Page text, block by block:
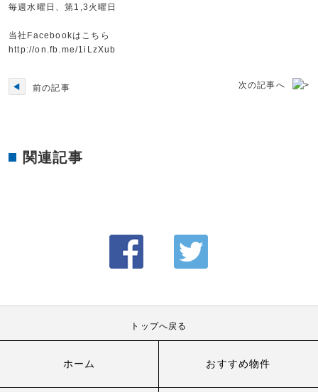
毎週水曜日、第1,3火曜日
当社Facebookはこちら
http://on.fb.me/1iLzXub
前の記事 次の記事へ
関連記事
トップへ戻る
ホーム おすすめ物件